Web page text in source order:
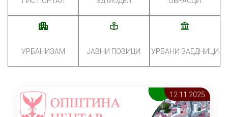
УРБАНИЗАМ ЈАВНИ ПОВИЦИ УРБАНИ ЗАЕДНИЦИ
12.11 2025